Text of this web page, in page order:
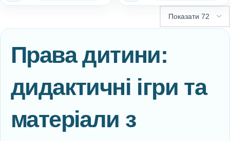
Права дитини:
дидактичні ігри та
матеріали з